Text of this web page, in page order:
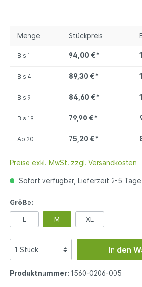
Menge Stückpreis
Bis 1 94,00 €*
Bis 4 89,30 €*
Bis 9 84,60 €*
Bis 19 79,90 €*
Ab 20 75,20 €*
Preise exkl. MwSt. zzgl. Versandkosten
Sofort verfügbar, Lieferzeit 2-5 Tage
Größe:
L M XL
In den
Produktnummer: 1560-0206-005